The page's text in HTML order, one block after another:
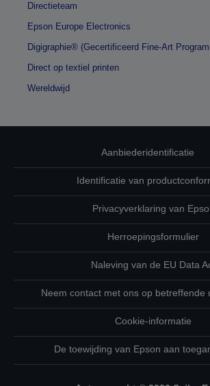
Directieteam
Epson Europe Electronics
Digigraphie® (Gecertificeerd Fine-Art
Direct op textiel printen
Wereldwijd
Aanbiederidentificatie
Identificatie van
Privacyverklaring van
Herroepingsformulier
Naleving van de EU Data
Neem contact met ons op betreffende
Cookie-informatie
De toewijding van Epson aan